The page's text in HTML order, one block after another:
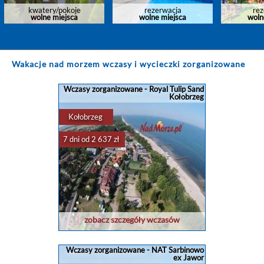
kwatery/pokoje
wolne miejsca
rezerwacja
wolne miejsca
Wakacje nad morzem wczasy i wycieczki zorganizowane
Wczasy zorganizowane - Royal Tulip Sand
Kołobrzeg
Kołobrzeg
7 dni od 2 637 zł
zobacz szczegóły wczasów
Wczasy zorganizowane - NAT Sarbinowo
ex Jawor